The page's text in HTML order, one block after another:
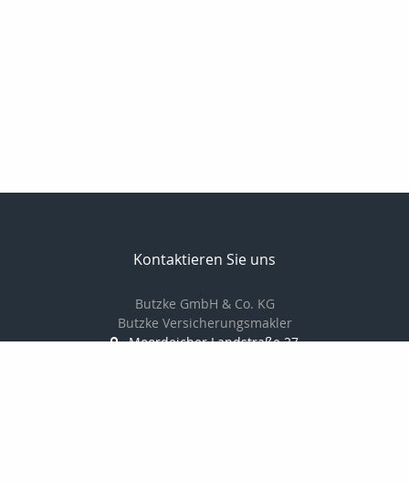
Kontaktieren Sie uns
Butzke GmbH & Co. KG
Butzke Versicherungsmakler
Moordeicher Landstraße 27